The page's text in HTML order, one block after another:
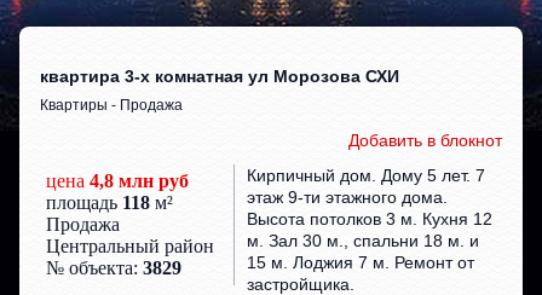
квартира 3-х комнатная ул Морозова СХИ
Квартиры - Продажа
Добавить в блокнот
цена4,8 млн руб
площадь 118 м²
Продажа
Центральный район
№ объекта:3829
Кирпичный дом. Дому 5 лет. 7
этаж 9-ти этажного дома.
Высота потолков 3 м. Кухня 12
м. Зал 30 м., спальни 18 м. и
15 м. Лоджия 7 м. Ремонт от
застройщика.